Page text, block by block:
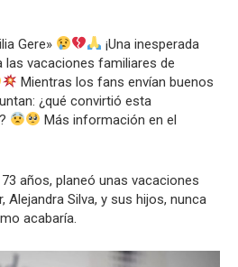
Gere»
¡Una inesperada
las vacaciones familiares de
Mientras los fans envían buenos
¿qué convirtió esta
Más información en el
años, planeó unas vacaciones
Alejandra Silva, y sus hijos, nunca
acabaría.